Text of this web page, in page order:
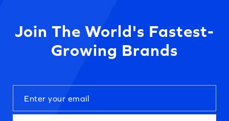
Join The World's Fastest-
Growing Brands